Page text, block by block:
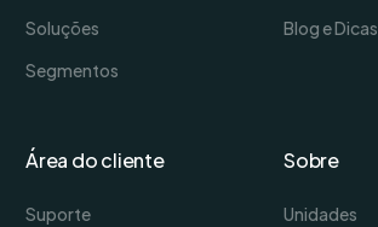
Soluções
Segmentos
Blog e Dicas
Área do cliente
Suporte
Sobre
Unidades